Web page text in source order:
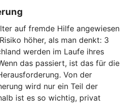
auf fremde Hilfe angewiesen
höher, als man denkt: 3
werden im Laufe ihres
das passiert, ist das für die
Von der
wird nur ein Teil der
ist es so wichtig, privat